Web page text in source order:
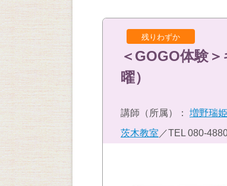
残りわずか
＜GOGO体験
曜）
講師（所属）： 増野瑞姫
茨木教室 ／TEL 080-